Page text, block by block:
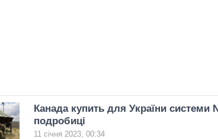
Канада купить для України
подробиці
11 січня 2023, 00:34